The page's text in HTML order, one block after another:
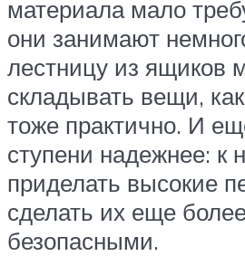
материала мало
они занимают
лестницу из ящиков
складывать вещи,
тоже практично. И
ступени надежнее: к
приделать высокие
сделать их еще
безопасными.